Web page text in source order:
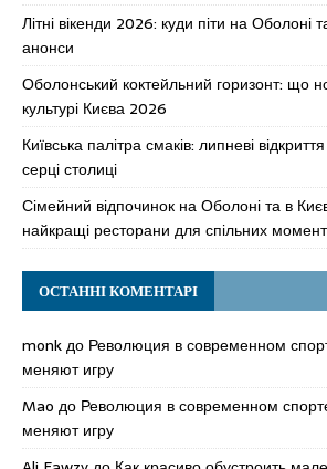
Літні вікенди 2026: куди піти на Оболоні
анонси
Оболонський коктейльний горизонт: що
культурі Києва 2026
Київська палітра смаків: липневі
серці столиці
Сімейний відпочинок на Оболоні та в
найкращі ресторани для спільних
ОСТАННІ КОМЕНТАРІ
monkдо Революция в современном
меняют игру
Mao до Революция в современном
меняют игру